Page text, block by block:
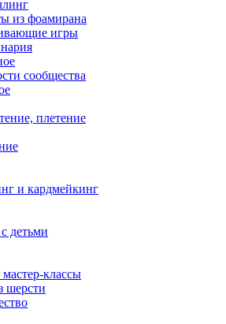
из фоамирана
игры
сообщества
плетение
и кардмейкинг
детьми
классы
шерсти